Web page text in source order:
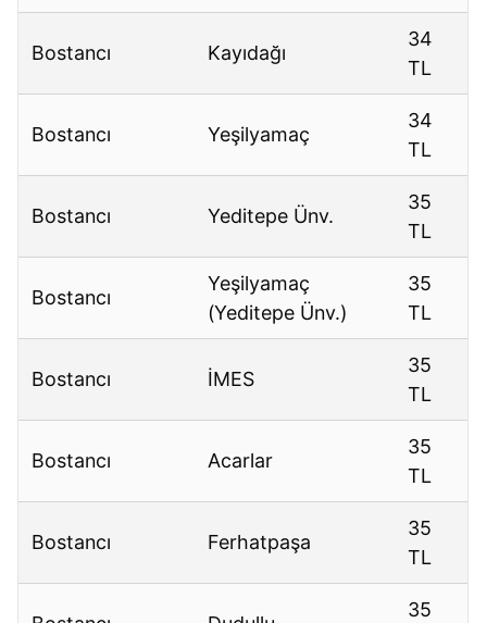
Bostancı Kayıdağı
34
TL
Bostancı Yeşilyamaç
34
TL
Bostancı Yeditepe Ünv.
35
TL
Bostancı
Yeşilyamaç
(Yeditepe Ünv.)
35
TL
Bostancı İMES
35
TL
Bostancı Acarlar
35
TL
Bostancı Ferhatpaşa
35
TL
35